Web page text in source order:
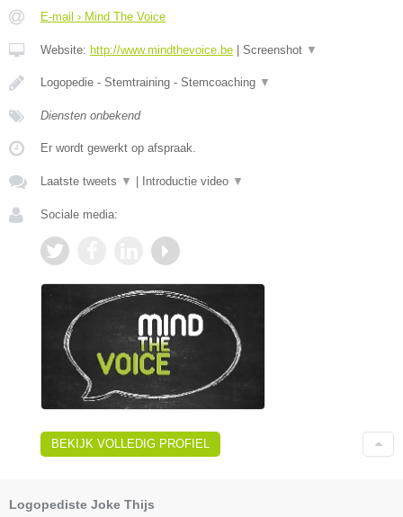
E-mail › Mind The Voice
Website: http://www.mindthevoice.be Screenshot ▼
Logopedie - Stemtraining - Stemcoaching ▼
Diensten onbekend
Er wordt gewerkt op afspraak.
Laatste tweets ▼ Introductie video ▼
Sociale media:
BEKIJK VOLLEDIG PROFIEL
Logopediste Joke Thijs